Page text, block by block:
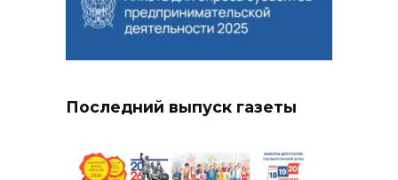
Последний выпуск газеты